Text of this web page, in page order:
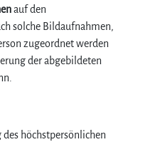
auf den
solche Bildaufnahmen,
zugeordnet werden
der abgebildeten
höchstpersönlichen